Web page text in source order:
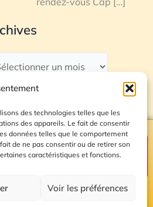
des technologies telles que les
des appareils. Le fait de consentir
données telles que le comportement
de ne pas consentir ou de retirer son
caractéristiques et fonctions.
Voir les préférences